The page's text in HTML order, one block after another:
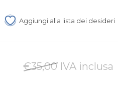
Aggiungi alla lista dei desideri
€35,00 IVA inclusa